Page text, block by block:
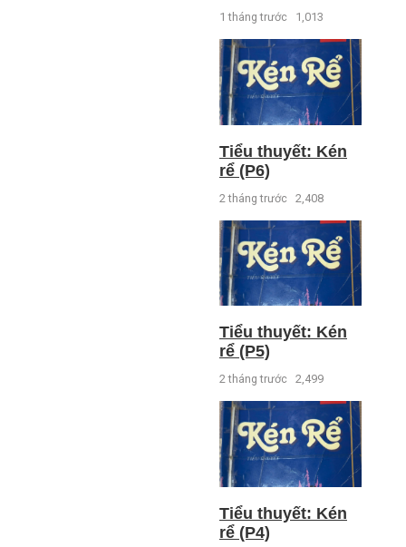
1 tháng trước 1,013
Tiểu thuyết: Kén
rể (P6)
2 tháng trước 2,408
Tiểu thuyết: Kén
rể (P5)
2 tháng trước 2,499
Tiểu thuyết: Kén
rể (P4)